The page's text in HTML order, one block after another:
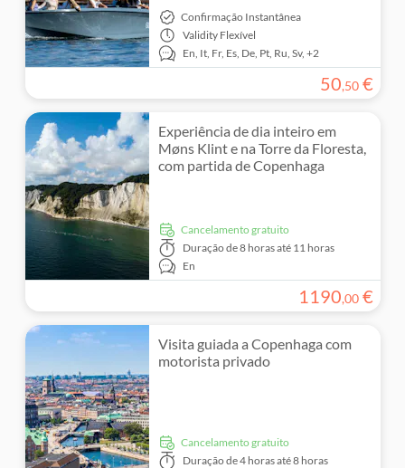
Confirmação Instantânea
Validity Flexível
En, It, Fr, Es, De, Pt, Ru,Sv,+2
50,50 €
Experiência de dia inteiro em
Møns Klint e na Torre da Floresta,
com partida de Copenhaga
Cancelamento gratuito
Duraçãode 8 horas até 11 horas
En
1190,00 €
Visita guiada a Copenhaga com
motorista privado
Cancelamento gratuito
Duraçãode 4 horas até 8 horas